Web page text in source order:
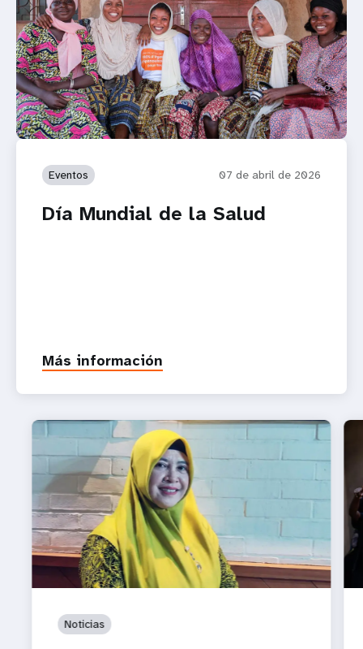
Eventos 07 de abril de 2026
Día Mundial de la Salud
Más información
Noticias